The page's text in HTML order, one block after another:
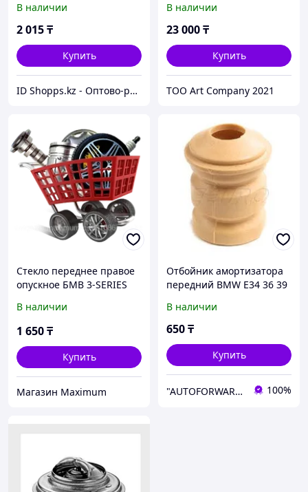
(12см) свет, звук,
Инерционный механизм
В наличии
2 015₸
Купить
ID Shopps.kz - Оптово-розничный Склад
В наличии
23 000₸
Купить
ТОО Art Company 2021
Стекло переднее правое
опускное БМВ 3-SERIES
HBK E36-CMP FD/RH
В наличии
1 650₸
Купить
Mагазин Maximum
Отбойник амортизатора
передний BMW E34 36 39
В наличии
650₸
Купить
"AUTOFORWARD.KZ" Автозапчасти 100%